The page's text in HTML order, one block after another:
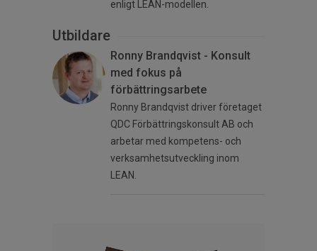
enligt LEAN-modellen.
Utbildare
Ronny Brandqvist - Konsult
med fokus på
förbättringsarbete
Ronny Brandqvist driver företaget
QDC Förbättringskonsult AB och
arbetar med kompetens- och
verksamhetsutveckling inom
LEAN.